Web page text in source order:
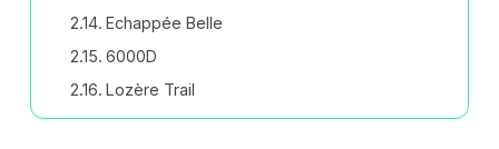
Echappée Belle
6000D
Lozère Trail